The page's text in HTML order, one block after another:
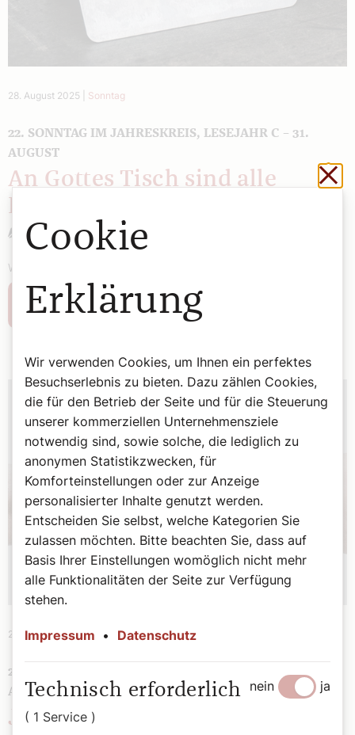
28. August 2025 Sonntag
22. SONNTAG IM JAHRESKREIS, LESEJAHR C – 31.
AUGUST
An Gottes Tisch sind alle
Christian Landl
Wort zum Evangelium von Christian Landl
Weiterlesen
21. August 2025|Sonntag
21. SONNTAG IM JAHRESKREIS, LESEJAHR C – 24.
AUGUST
Jesus ist der Retter
Cookie
Erklärung
Wir verwenden Cookies, um Ihnen ein perfektes
Besuchserlebnis zu bieten. Dazu zählen Cookies,
die für den Betrieb der Seite und für die Steuerung
unserer kommerziellen Unternehmensziele
notwendig sind, sowie solche, die lediglich zu
anonymen Statistikzwecken, für
Komforteinstellungen oder zur Anzeige
personalisierter Inhalte genutzt werden.
Entscheiden Sie selbst, welche Kategorien Sie
zulassen möchten. Bitte beachten Sie, dass auf
Basis Ihrer Einstellungen womöglich nicht mehr
alle Funktionalitäten der Seite zur Verfügung
stehen.
Impressum • Datenschutz
Technisch erforderlich
( 1 Service )
nein ja